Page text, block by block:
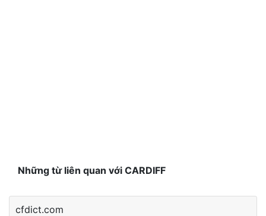
Những từ liên quan với CARDIFF
cfdict.com